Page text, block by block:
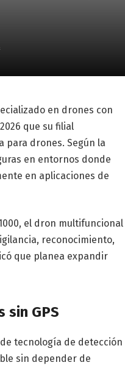
en drones con
que su filial
para drones. Según la
en entornos donde
en aplicaciones de
el dron multifuncional
reconocimiento,
que planea expandir
GPS
tecnología de detección
sin depender de